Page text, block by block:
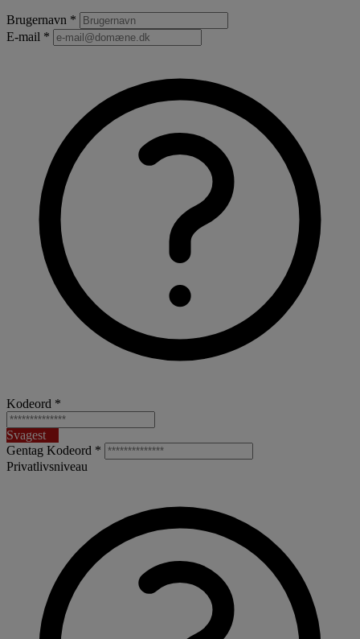
Brugernavn *
E-mail *
Kodeord *
Svagest
Gentag Kodeord *
Privatlivsniveau